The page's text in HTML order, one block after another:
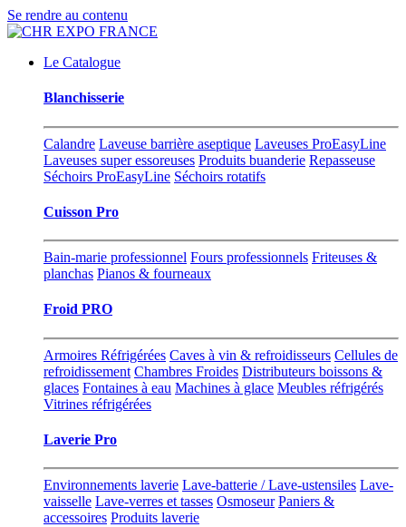
Se rendre au contenu
Le Catalogue
Blanchisserie
Calandre Laveuse barrière aseptique Laveuses ProEasyLine
Laveuses super essoreuses Produits buanderie Repasseuse
Séchoirs ProEasyLine Séchoirs rotatifs
Cuisson Pro
Bain-marie professionnel Fours professionnels Friteuses &
planchas Pianos & fourneaux
Froid PRO
Armoires Réfrigérées Caves à vin & refroidisseurs Cellules de
refroidissement Chambres Froides Distributeurs boissons &
glaces Fontaines à eau Machines à glace Meubles réfrigérés
Vitrines réfrigérées
Laverie Pro
Environnements laverie Lave-batterie / Lave-ustensiles Lave-
vaisselle Lave-verres et tasses Osmoseur Paniers &
accessoires Produits laverie